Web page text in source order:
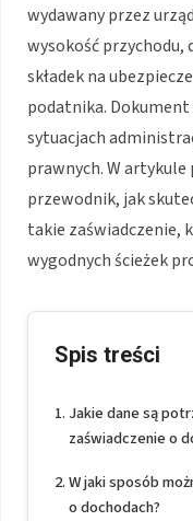
wydawany przez
wysokość przychodu,
składek na
podatnika.
sytuacjach
prawnych. W
przewodnik, jak
takie zaświadczenie,
wygodnych ścieżek
Spis treści
Jakie dane są
zaświadczenie o
W jaki sposób
o dochodach?